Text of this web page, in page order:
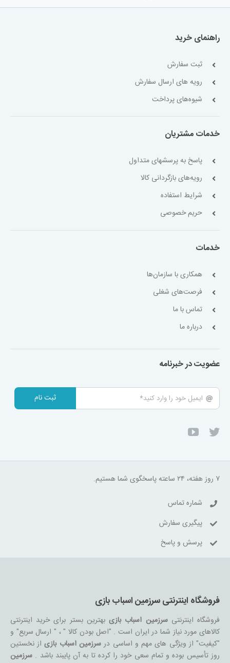
راهنمای خرید
ثبت سفارش
رویه های ارسال سفارش
شیوه‌های پرداخت
خدمات مشتریان
پاسخ به پرسشهای متداول
رویه‌های بازگردانی کالا
شرایط استفاده
حریم خصوصی
خدمات
همکاری با سازمان‌ها
فرصت‌های شغلی
تماس با ما
درباره ما
عضویت در خبرنامه
ثبت نام
۷ روز هفته، ۲۴ ساعته پاسخگوی شما هستیم.
شماره تماس
پیگیری سفارش
پرسش و پاسخ
فروشگاه اینترنتی سرزمین اسباب بازی
فروشگاه اینترنتیسرزمین اسباب بازیبهترین بستر برای خرید اینترنتی
کالاهای مورد نیاز شما در ایران است . "اصل بودن کالا " ، " ارسال سریع" و
"کیفیت" از ویژگی های مهم و اساسی در سرزمین اسباب بازیاز نخستین
روز تأسیس بوده و تمام سعی خود را کرده تا به آن پایبند باشد .سرزمین